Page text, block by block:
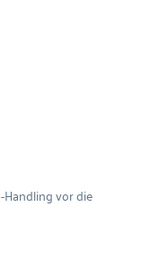
vor die